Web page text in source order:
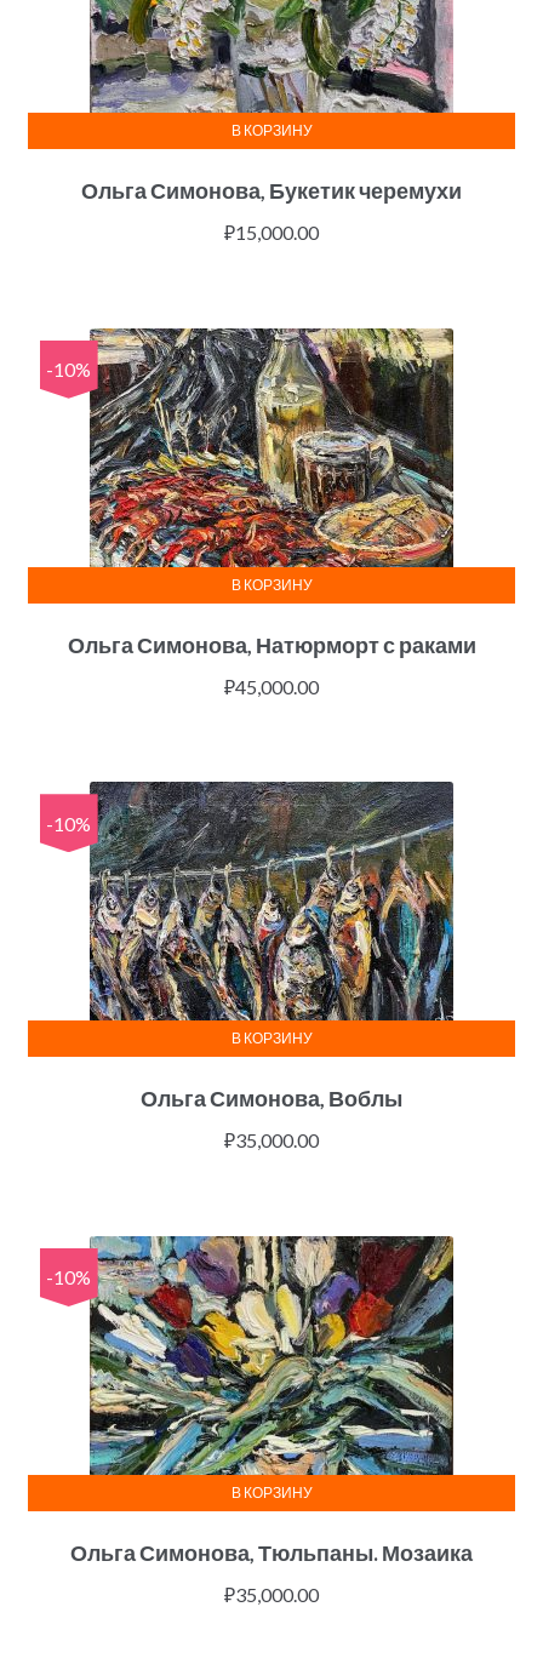
Ольга Симонова, Букетик черемухи
₽15,000.00
В КОРЗИНУ
-10%
Ольга Симонова, Натюрморт с раками
₽45,000.00
В КОРЗИНУ
-10%
Ольга Симонова, Воблы
₽35,000.00
В КОРЗИНУ
-10%
Ольга Симонова, Тюльпаны. Мозаика
₽35,000.00
В КОРЗИНУ